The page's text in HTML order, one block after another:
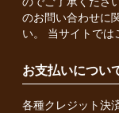
のお問い合わせに
い。 当サイトでは
お支払いについ
各種クレジット決